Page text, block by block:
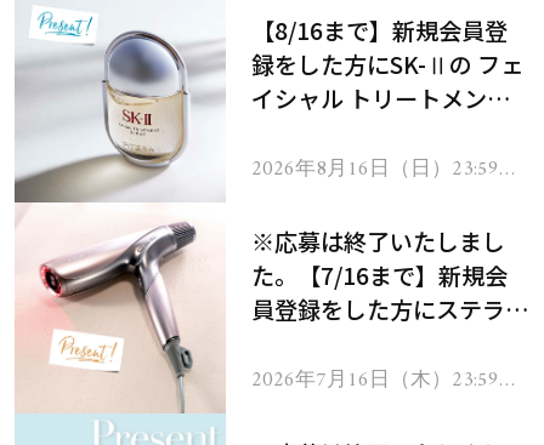
【8/16まで】新規会員登
録をした方にSK-Ⅱの フェ
イシャル トリートメント
2026年8月16日（日）23:59ま
※応募は終了いたしまし
た。【7/16まで】新規会
員登録をした方にステラボ
ヘアドライヤー ジュエル
2026年7月16日（木）23:59ま